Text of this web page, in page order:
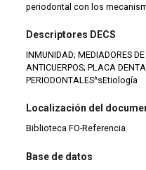
periodontal con los
Descriptores DECS
INMUNIDAD; MEDIADORES
ANTICUERPOS; PLACA
PERIODONTALES^sEtiología
Localización del
Biblioteca FO-Referencia
Base de datos